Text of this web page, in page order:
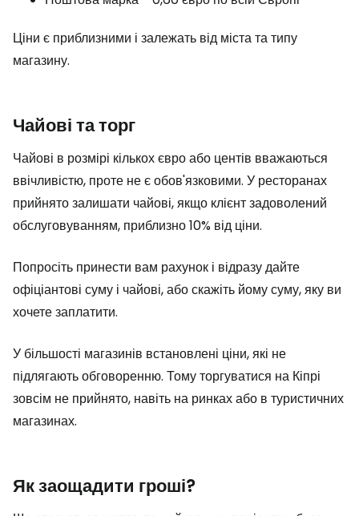
Ціни є приблизними і залежать від міста та типу
магазину.
Чайові та торг
Чайові в розмірі кількох євро або центів вважаються
ввічливістю, проте не є обов'язковими. У ресторанах
прийнято залишати чайові, якщо клієнт задоволений
обслуговуванням, приблизно 10% від ціни.
Попросіть принести вам рахунок і відразу дайте
офіціантові суму і чайові, або скажіть йому суму, яку ви
хочете заплатити.
У більшості магазинів встановлені ціни, які не
підлягають обговоренню. Тому торгуватися на Кіпрі
зовсім не прийнято, навіть на ринках або в туристичних
магазинах.
Як заощадити гроші?